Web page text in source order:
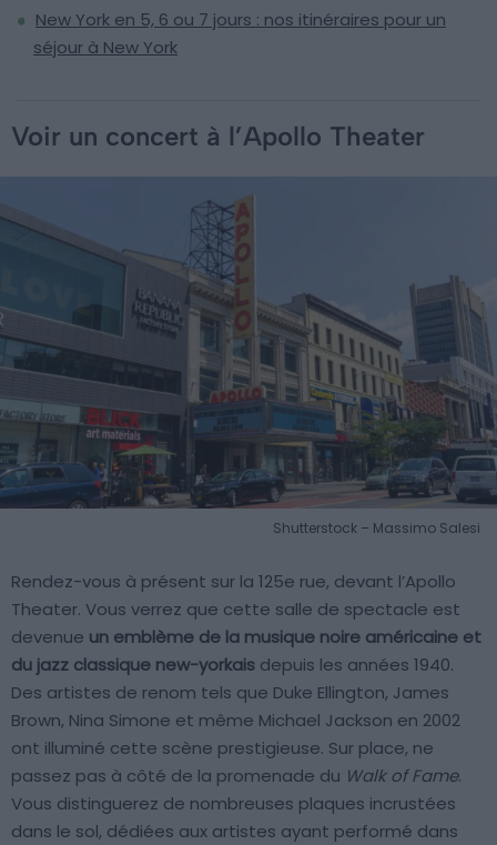
New York en 5, 6 ou 7 jours : nos itinéraires pour un
séjour à New York
Voir un concert à l’Apollo Theater
Shutterstock – Massimo Salesi
Rendez-vous à présent sur la 125e rue, devant l’Apollo
Theater. Vous verrez que cette salle de spectacle est
devenue un emblème de la musique noire américaine et
du jazz classique new-yorkais depuis les années 1940.
Des artistes de renom tels que Duke Ellington, James
Brown, Nina Simone et même Michael Jackson en 2002
ont illuminé cette scène prestigieuse. Sur place, ne
passez pas à côté de la promenade du Walk of Fame.
Vous distinguerez de nombreuses plaques incrustées
dans le sol, dédiées aux artistes ayant performé dans